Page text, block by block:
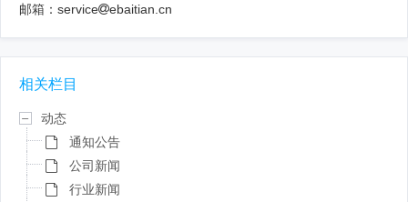
邮箱：service
ebaitian.cn
相关栏目
动态
通知公告
公司新闻
行业新闻